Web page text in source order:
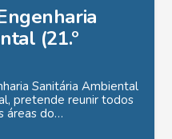
(21.º
Sanitária Ambiental
pretende reunir todos
áreas do…